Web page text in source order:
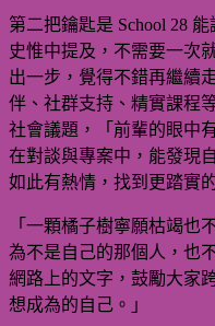
第二把鑰匙是 School 28
史惟中提及，不需要一次
出一步，覺得不錯再繼續
伴、社群支持、精實課程
社會議題，「前輩的眼中
在對談與專案中，能發現
如此有熱情，找到更踏實
「一顆橘子樹寧願枯竭也
為不是自己的那個人，也
網路上的文字，鼓勵大家
想成為的自己。」